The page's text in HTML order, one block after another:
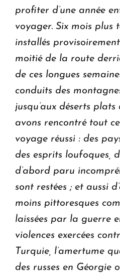
profiter d’une année
voyager. Six mois plus
installés
moitié de la route
de ces longues
conduits des
jusqu’aux déserts plats
avons rencontré tout
voyage réussi : des
des esprits loufoques,
d’abord paru
sont restées ; et aussi
moins pittoresques
laissées par la guerre
violences exercées
Turquie, l’amertume
des russes en Géorgie